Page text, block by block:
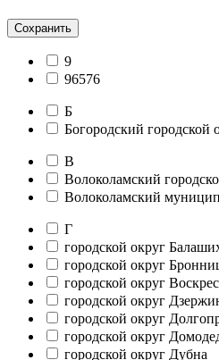
Сохранить
9
96576
Б
Богородский городской
В
Волоколамский
Волоколамский
Г
городской округ
городской округ
городской округ
городской округ
городской округ
городской округ
городской округ Дубна